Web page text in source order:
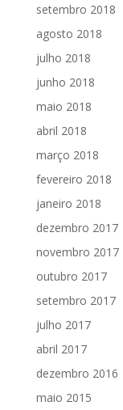
setembro 2018
agosto 2018
julho 2018
junho 2018
maio 2018
abril 2018
março 2018
fevereiro 2018
janeiro 2018
dezembro 2017
novembro 2017
outubro 2017
setembro 2017
julho 2017
abril 2017
dezembro 2016
maio 2015